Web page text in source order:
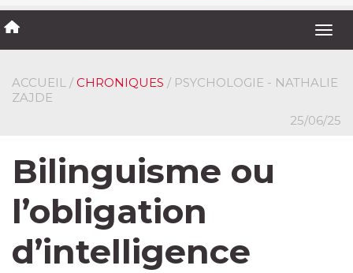
ACCUEIL / CHRONIQUES / PSYCHOLOGIE - NATHALIE
ZAJDE
25/06/25
Bilinguisme ou
l’obligation
d’intelligence